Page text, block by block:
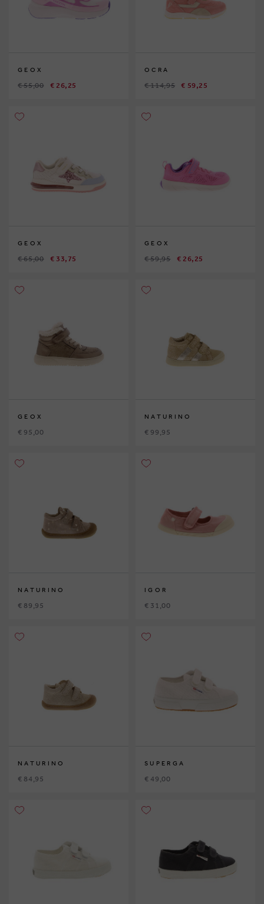
GEOX
€ 55,00 € 26,25
OCRA
€ 114,95 € 59,25
GEOX
€ 65,00 € 33,75
GEOX
€ 59,95 € 26,25
GEOX
€ 95,00
NATURINO
€ 99,95
NATURINO
€ 89,95
IGOR
€ 31,00
NATURINO
€ 84,95
SUPERGA
€ 49,00